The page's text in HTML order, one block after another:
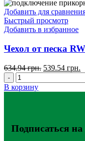
Добавить для
Быстрый просмотр
Добавить в избранное
Чехол от песка
634.94грн. 539.54 грн.
В корзину
Подписаться на